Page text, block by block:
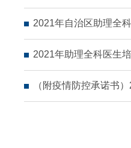
2021年自治区助理全
2021年助理全科医生
（附疫情防控承诺书